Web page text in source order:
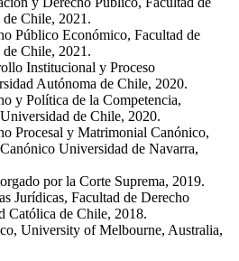
Chile, 2021.
Público Económico, Facultad de
Chile, 2021.
Institucional y Proceso
Autónoma de Chile, 2020.
y Política de la Competencia,
de Chile, 2020.
Procesal y Matrimonial Canónico,
Universidad de Navarra,
por la Corte Suprema, 2019.
Jurídicas, Facultad de Derecho
Católica de Chile, 2018.
University of Melbourne, Australia,